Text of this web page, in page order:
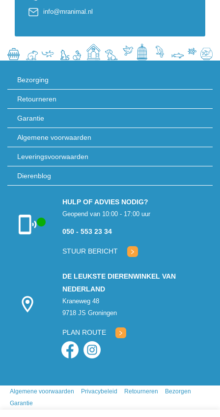
info@mranimal.nl
Bezorging
Retourneren
Garantie
Algemene voorwaarden
Leveringsvoorwaarden
Dierenblog
Klantenservice
HULP OF ADVIES NODIG?
Geopend van 10:00 - 17:00 uur
050 - 553 23 34
STUUR BERICHT
DE LEUKSTE DIERENWINKEL VAN
NEDERLAND
Kraneweg 48
9718 JS Groningen
PLAN ROUTE
Algemene voorwaarden Privacybeleid Retourneren
Bezorgen
Garantie